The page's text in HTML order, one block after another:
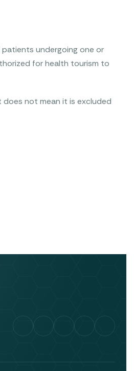
undergoing one or
for health tourism to
not mean it is excluded